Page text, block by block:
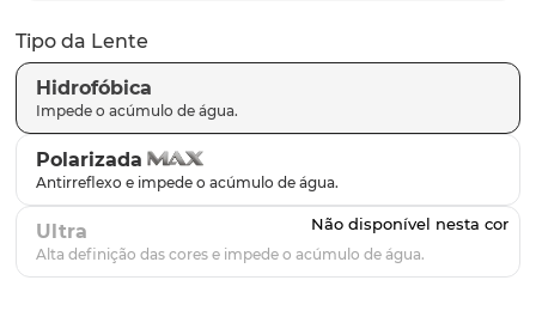
Tipo da Lente
Hidrofóbica
Polarizada
Ultra